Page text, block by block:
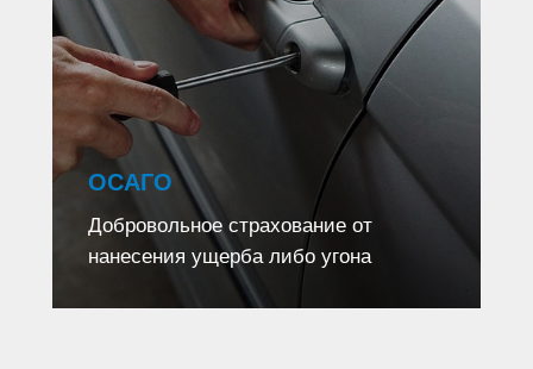
ОСАГО
Добровольное страхование от
нанесения ущерба либо угона